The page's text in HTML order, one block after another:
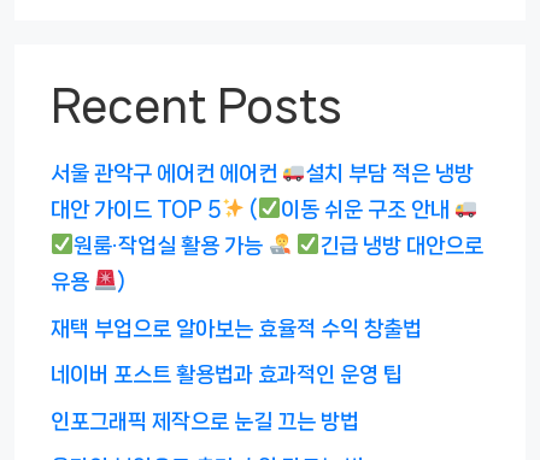
Recent Posts
서울 관악구 에어컨 에어컨
설치 부담 적은 냉방
대안 가이드 TOP 5
(
이동 쉬운 구조 안내
원룸·작업실 활용 가능
긴급 냉방 대안으로
유용
)
재택 부업으로 알아보는 효율적 수익 창출법
네이버 포스트 활용법과 효과적인 운영 팁
인포그래픽 제작으로 눈길 끄는 방법